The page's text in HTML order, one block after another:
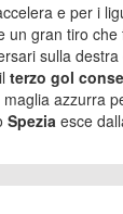
e per i
un gran tiro
sulla
terzo gol
azzurra
Spezia esce